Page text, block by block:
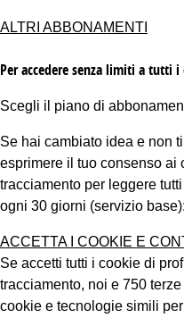
ALTRI ABBONAMENTI
Per accedere senza limiti a tutti
Scegli il piano di
Se hai cambiato idea e non
esprimere il tuo consenso ai
tracciamento per leggere
ogni 30 giorni (servizio base):
ACCETTA I COOKIE E
Se accetti tutti i cookie di
tracciamento, noi e 750
cookie e tecnologie simili